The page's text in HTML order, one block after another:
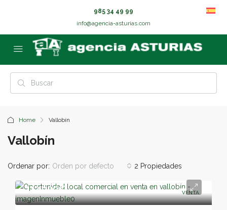
985 34 49 99
info@agencia-asturias.com
Home Vallobín
Vallobín
2 Propiedades
Ordenar por: Orden por defecto
VENTA
113,000€